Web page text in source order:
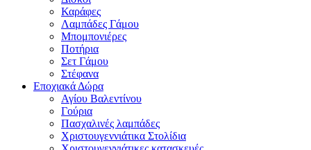
Καράφες
Λαμπάδες Γάμου
Μπομπονιέρες
Ποτήρια
Σετ Γάμου
Στέφανα
Εποχιακά Δώρα
Αγίου Βαλεντίνου
Γούρια
Πασχαλινές λαμπάδες
Χριστουγεννιάτικα Στολίδια